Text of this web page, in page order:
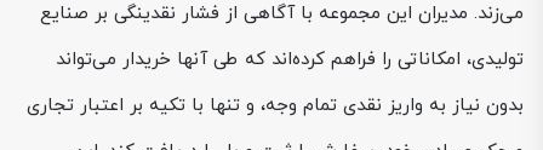
می‌زند. مدیران این مجموعه با آگاهی از فشار نقدینگی بر صنایع
تولیدی، امکاناتی را فراهم کرده‌اند که طی آنها خریدار می‌تواند
بدون نیاز به واریز نقدی تمام وجه، و تنها با تکیه بر اعتبار تجاری